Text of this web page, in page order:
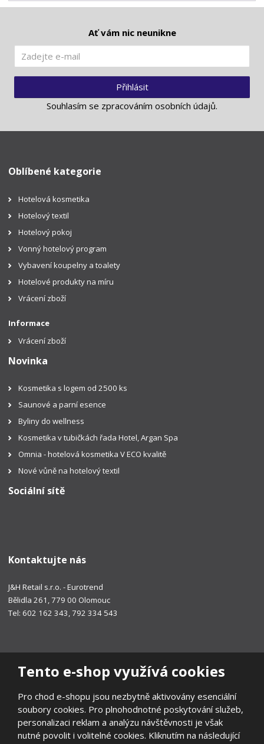
Tento e-shop využívá cookies
Pro chod e-shopu jsou nezbytně aktivovány esenciální
soubory cookies. Pro plnohodnotné poskytování služeb,
personalizaci reklam a analýzu návštěvnosti je však
nutné povolit i volitelné cookies. Kliknutím na následující
Ať vám nic neunikne
Přihlásit
Souhlasím se zpracováním osobních údajů.
Oblíbené kategorie
Hotelová kosmetika
Hotelový textil
Hotelový pokoj
Vonný hotelový program
Vybavení koupelny a toalety
Hotelové produkty na míru
Vrácení zboží
Informace
Vrácení zboží
Novinka
Kosmetika s logem od 2500 ks
Saunové a parní esence
Byliny do wellness
Kosmetika v tubičkách řada Hotel, Argan Spa
Omnia - hotelová kosmetika V ECO kvalitě
Nové vůně na hotelový textil
Sociální sítě
Kontaktujte nás
J&H Retail s.r.o. - Eurotrend
Bělidla 261, 779 00 Olomouc
Tel: 602 162 343, 792 334 543